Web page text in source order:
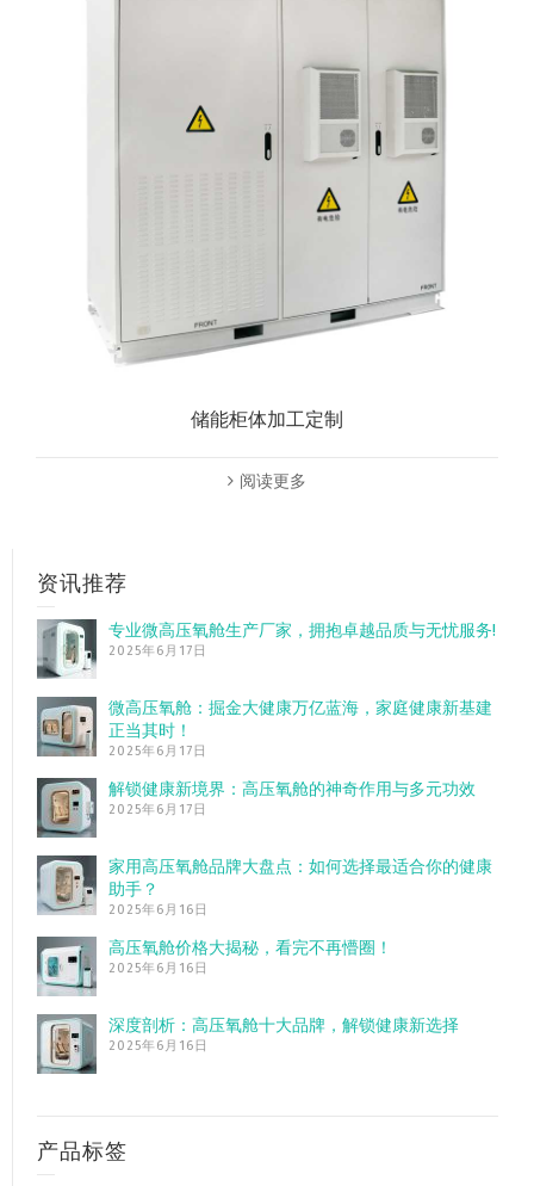
储能柜体加工定制
阅读更多
资讯推荐
专业微高压氧舱生产厂家，拥抱卓越品质与无忧服务!
2025年6月17日
微高压氧舱：掘金大健康万亿蓝海，家庭健康新基建
正当其时！
2025年6月17日
解锁健康新境界：高压氧舱的神奇作用与多元功效
2025年6月17日
家用高压氧舱品牌大盘点：如何选择最适合你的健康
助手？
2025年6月16日
高压氧舱价格大揭秘，看完不再懵圈！
2025年6月16日
深度剖析：高压氧舱十大品牌，解锁健康新选择
2025年6月16日
产品标签